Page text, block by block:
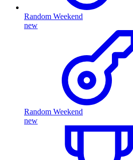
Random Weekend
new
Random Weekend
new